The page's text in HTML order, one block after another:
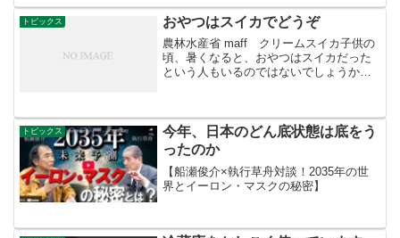
年春に苗を約2000本頒布します。 ■特徴
やや短形でず...
トピックス おやつはスイカでどうぞ
農林水産省 maff クリームスイカ子供の
頃、暑くなると、おやつはスイカだった
という人もいるのではないでしょうか。
は黄...
トピックス
今年、日本のどん底状態は底をう
ったのか
【船瀬俊介×執行草舟対談！2035年の世
界とイーロン・マスクの秘密】